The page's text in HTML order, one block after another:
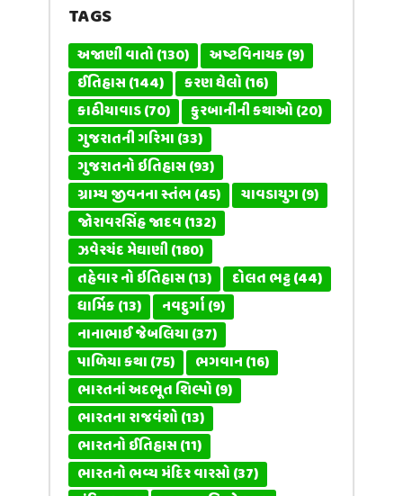
TAGS
અજાણી વાતો(130) અષ્ટવિનાયક(9)
ઈતિહાસ(144) કરણ ઘેલો(16)
કાઠીયાવાડ(70) કુરબાનીની કથાઓ(20)
ગુજરાતની ગરિમા(33)
ગુજરાતનો ઇતિહાસ(93)
ગ્રામ્ય જીવનના સ્તંભ(45) ચાવડાયુગ(9)
જોરાવરસિંહ જાદવ(132)
ઝવેરચંદ મેઘાણી(180)
તહેવાર નો ઇતિહાસ(13) દોલત ભટ્ટ(44)
ધાર્મિક(13) નવદુર્ગા(9)
નાનાભાઈ જેબલિયા(37)
પાળિયા કથા(75) ભગવાન(16)
ભારતનાં અદભૂત શિલ્પો(9)
ભારતના રાજવંશો(13)
ભારતનો ઈતિહાસ(11)
ભારતનો ભવ્ય મંદિર વારસો(37)